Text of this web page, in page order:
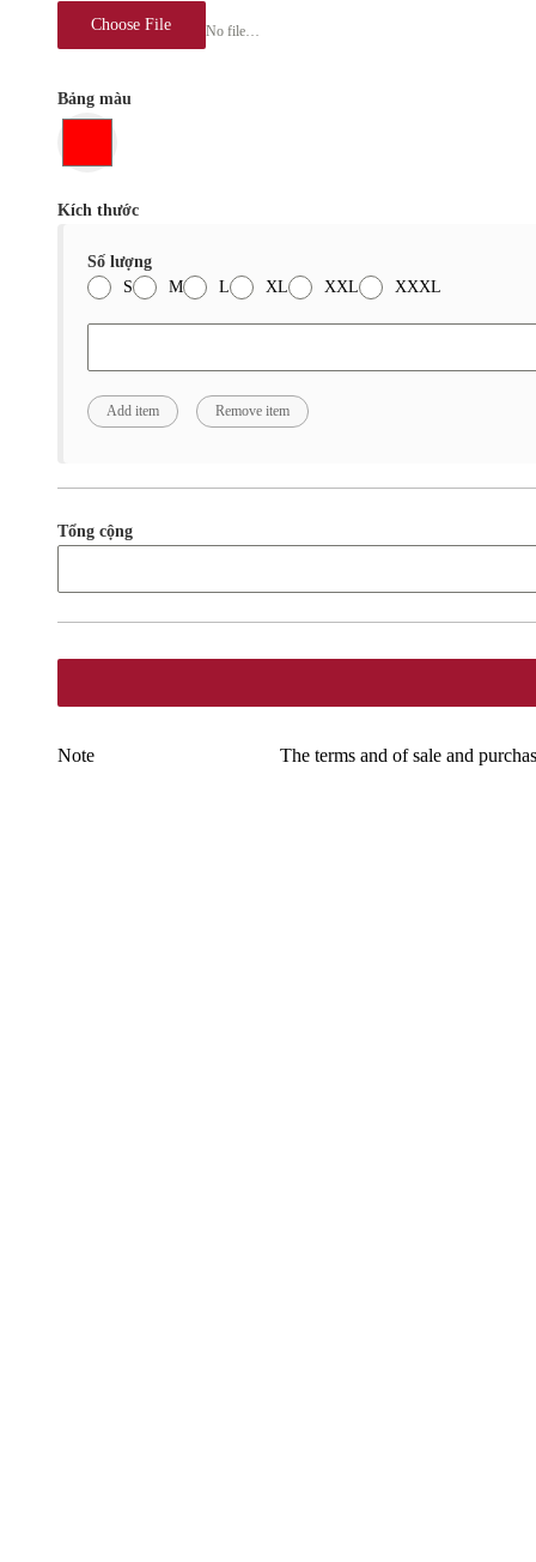
Choose File No file chosen
Bảng màu
Kích thước
Số lượng
S
M L XL XXL XXXL
Tổng cộng
Note The terms and of sale and